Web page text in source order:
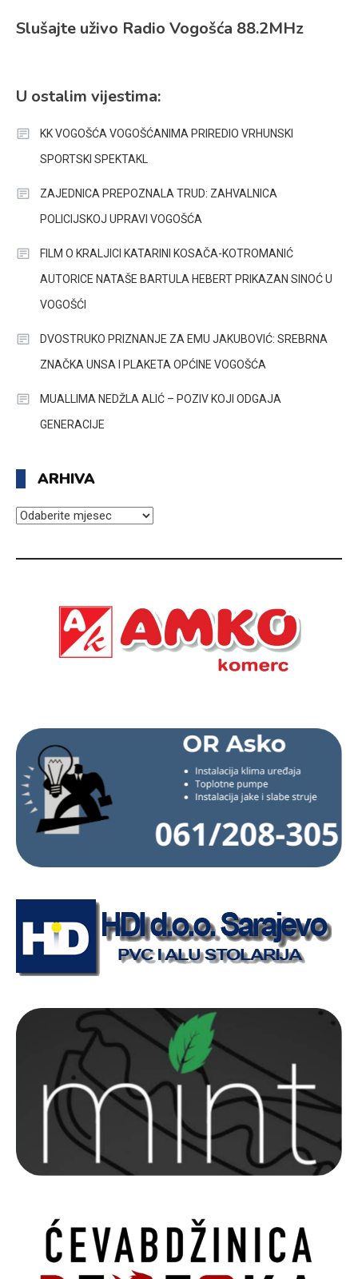
Slušajte uživo Radio Vogošća 88.2MHz
U ostalim vijestima:
KK VOGOŠĆA VOGOŠĆANIMA PRIREDIO VRHUNSKI
SPORTSKI SPEKTAKL
ZAJEDNICA PREPOZNALA TRUD: ZAHVALNICA
POLICIJSKOJ UPRAVI VOGOŠĆA
FILM O KRALJICI KATARINI KOSAČA-KOTROMANIĆ
AUTORICE NATAŠE BARTULA HEBERT PRIKAZAN SINOĆ U
VOGOŠĆI
DVOSTRUKO PRIZNANJE ZA EMU JAKUBOVIĆ: SREBRNA
ZNAČKA UNSA I PLAKETA OPĆINE VOGOŠĆA
MUALLIMA NEDŽLA ALIĆ – POZIV KOJI ODGAJA
GENERACIJE
ARHIVA
ARHIVA